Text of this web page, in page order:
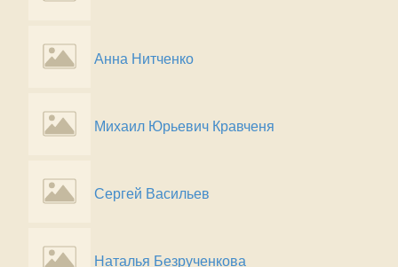
Анна Нитченко
Михаил Юрьевич Кравченя
Сергей Васильев
Наталья Безрученкова